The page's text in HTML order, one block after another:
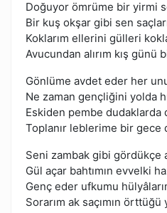
Doğuyor ömrüme bir yirmi
Bir kuş okşar gibi sen
Koklarım ellerini gülleri
Avucundan alırım kış günü
Gönlüme avdet eder her
Ne zaman gençliğini yolda
Eskiden pembe dudaklarda
Toplanır leblerime bir gece
Seni zambak gibi gördükçe
Gül açar bahtımın evvelki
Genç eder ufkumu
Sorarım ak saçımın örttüğü